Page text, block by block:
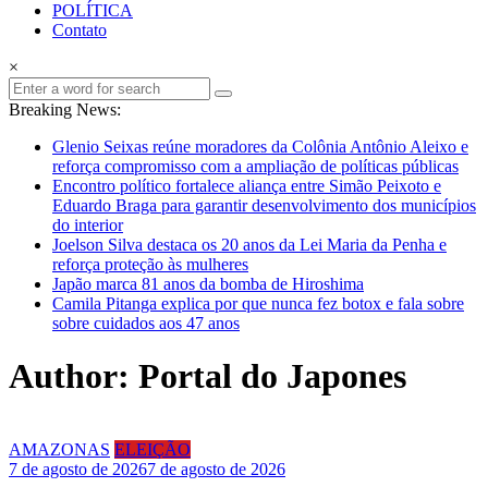
perto
POLÍTICA
Contato
×
Breaking News:
Glenio Seixas reúne moradores da Colônia Antônio Aleixo e
reforça compromisso com a ampliação de políticas públicas
Encontro político fortalece aliança entre Simão Peixoto e
Eduardo Braga para garantir desenvolvimento dos municípios
do interior
Joelson Silva destaca os 20 anos da Lei Maria da Penha e
reforça proteção às mulheres
Japão marca 81 anos da bomba de Hiroshima
Camila Pitanga explica por que nunca fez botox e fala sobre
sobre cuidados aos 47 anos
Author: Portal do Japones
AMAZONAS ELEIÇÃO
7 de agosto de 20267 de agosto de 2026